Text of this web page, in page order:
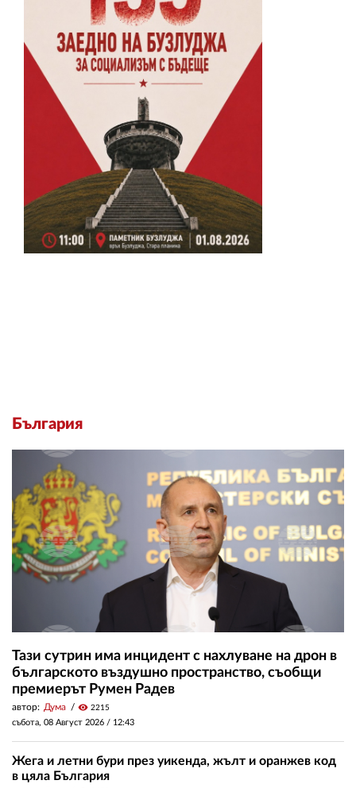
България
Тази сутрин има инцидент с нахлуване на дрон в
българското въздушно пространство, съобщи
премиерът Румен Радев
автор: Дума visibility 2215
събота, 08 Август 2026 / 12:43
Жега и летни бури през уикенда, жълт и оранжев код
в цяла България